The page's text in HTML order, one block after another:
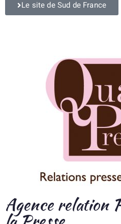
Le site de Sud de France
Agence relation